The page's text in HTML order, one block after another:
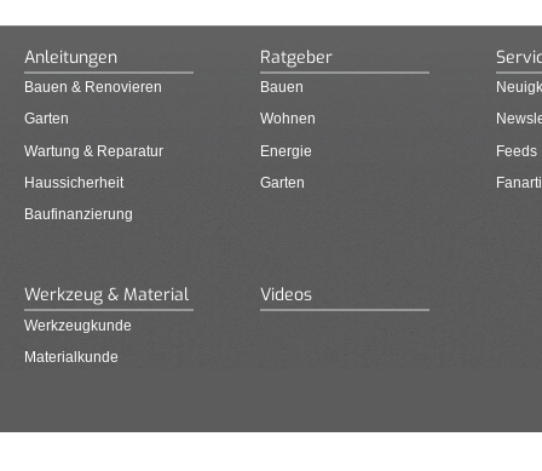
Anleitungen
Bauen & Renovieren
Garten
Wartung & Reparatur
Haussicherheit
Baufinanzierung
Ratgeber
Bauen
Wohnen
Energie
Garten
Feeds
Werkzeug & Material
Werkzeugkunde
Materialkunde
Videos